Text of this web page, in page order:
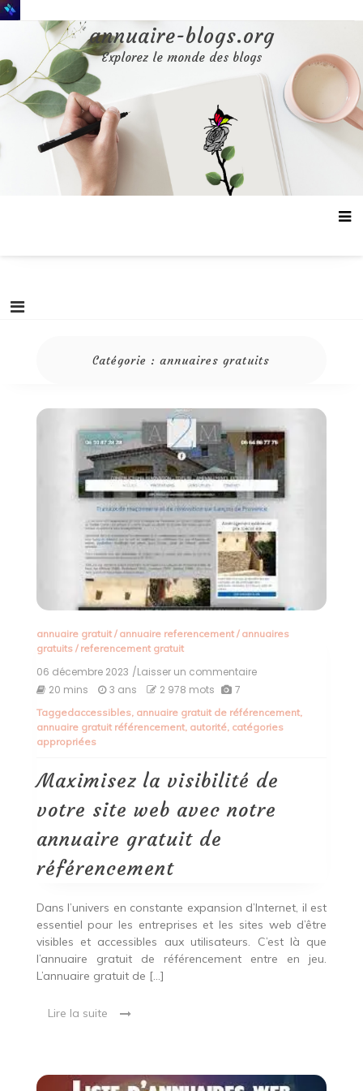
Aller
au
annuaire-blogs.org
Explorez le monde des blogs
Catégorie :annuaires gratuits
annuaire gratuit/ annuaire referencement/ annuaires
gratuits/ referencement gratuit
06 décembre 2023 /Laisser un commentaireon
visibilité
de
web
avec
annuaire
20 mins 3 ans 2 978 mots 7
Taggedaccessibles, annuaire gratuit de référencement,
annuaire gratuit référencement, autorité, catégories
appropriées
Maximisez la visibilité de
votre site web avec notre
annuaire gratuit de
référencement
Dans l’univers en constante expansion d’Internet, il est
essentiel pour les entreprises et les sites web d’être
visibles et accessibles aux utilisateurs. C’est là que
l’annuaire gratuit de référencement entre en jeu.
L’annuaire gratuit de […]
Lire la suite